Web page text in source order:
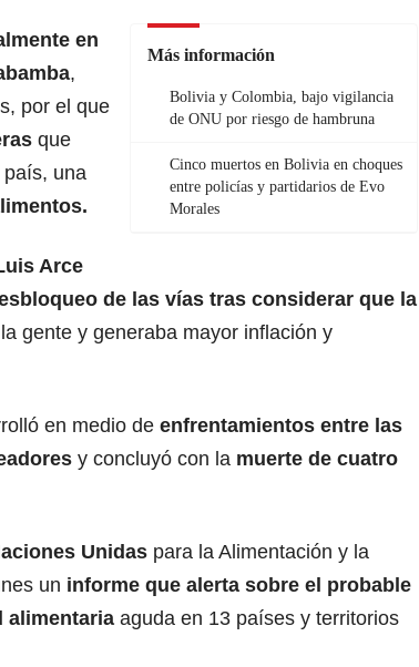
Más información
Bolivia y Colombia, bajo vigilancia
de ONU por riesgo de hambruna
Cinco muertos en Bolivia en choques
entre policías y partidarios de Evo
Morales
en
,
por el que
que
país, una
Arce
de las vías tras considerar que la
gente y generaba mayor inflación y
en medio de enfrentamientos entre las
y concluyó con la muerte de cuatro
Unidas para la Alimentación y la
un informe que alerta sobre el probable
alimentaria aguda en 13 países y territorios